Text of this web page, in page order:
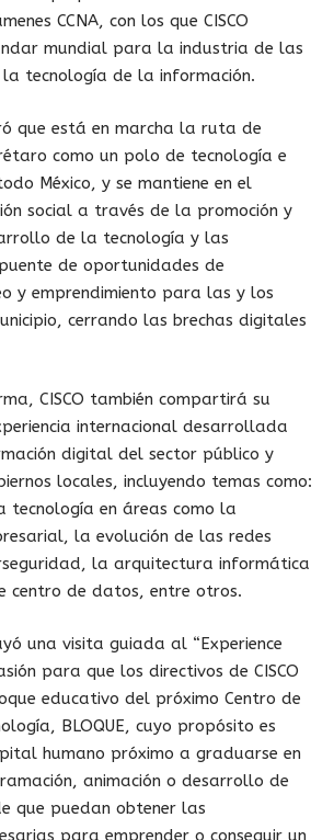
CCNA, con los que CISCO
mundial para la industria de las
la tecnología de la información.
que está en marcha la ruta de
como un polo de tecnología e
México, y se mantiene en el
social a través de la promoción y
de la tecnología y las
de oportunidades de
y emprendimiento para las y los
cerrando las brechas digitales
CISCO también compartirá su
internacional desarrollada
digital del sector público y
locales, incluyendo temas como:
tecnología en áreas como la
la evolución de las redes
la arquitectura informática
centro de datos, entre otros.
una visita guiada al “Experience
para que los directivos de CISCO
educativo del próximo Centro de
BLOQUE, cuyo propósito es
humano próximo a graduarse en
animación o desarrollo de
que puedan obtener las
para emprender o conseguir un